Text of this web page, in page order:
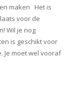
maken Het is
voor de
Wil je nog
is geschikt voor
Je moet wel vooraf